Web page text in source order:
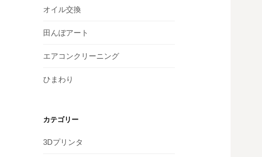
オイル交換
田んぼアート
エアコンクリーニング
ひまわり
カテゴリー
3Dプリンタ